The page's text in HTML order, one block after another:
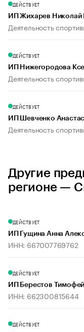
ДЕЙСТВУЕТ
ИП Жихарев Николай
Деятельность
ДЕЙСТВУЕТ
ИП Нижегородова
Деятельность
ДЕЙСТВУЕТ
ИП Шевченко
Деятельность
Другие
регионе —
ДЕЙСТВУЕТ
ИП Гущина Анна
ИНН: 667007769762
ДЕЙСТВУЕТ
ИП Берестов
ИНН: 662300815644
ДЕЙСТВУЕТ